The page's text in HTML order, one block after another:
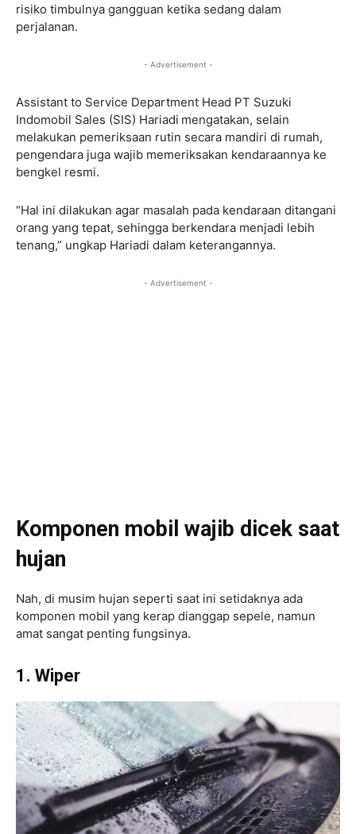
risiko timbulnya gangguan ketika sedang dalam
perjalanan.
- Advertisement -
Assistant to Service Department Head PT Suzuki
Indomobil Sales (SIS) Hariadi mengatakan, selain
melakukan pemeriksaan rutin secara mandiri di rumah,
pengendara juga wajib memeriksakan kendaraannya ke
bengkel resmi.
“Hal ini dilakukan agar masalah pada kendaraan ditangani
orang yang tepat, sehingga berkendara menjadi lebih
tenang,” ungkap Hariadi dalam keterangannya.
- Advertisement -
Komponen mobil wajib dicek saat
hujan
Nah, di musim hujan seperti saat ini setidaknya ada
komponen mobil yang kerap dianggap sepele, namun
amat sangat penting fungsinya.
1. Wiper